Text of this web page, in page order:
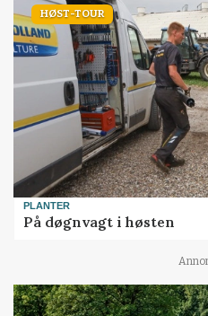
HØST-TOUR
PLANTER
På døgnvagt i høsten